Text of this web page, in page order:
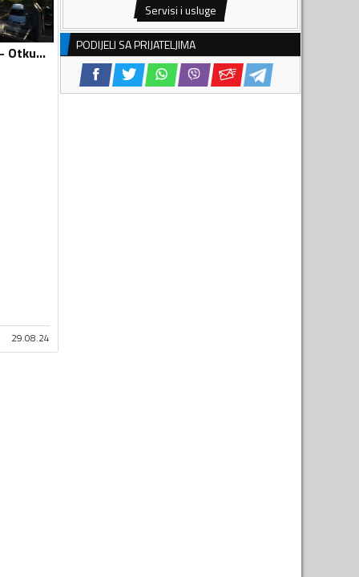
Otkup automobila - Otkup vozila i djelova
29.08.24
Servisi i usluge
PODIJELI SA PRIJATELJIMA